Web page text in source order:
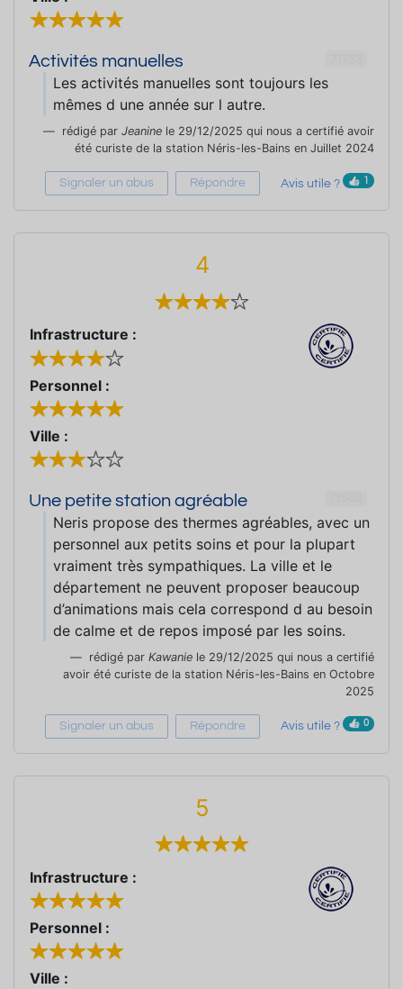
Activités manuelles
Les activités manuelles sont toujours les
mêmes d une année sur l autre.
rédigé par Jeanine le 29/12/2025 qui nous a certifié avoir
été curiste de la station Néris-les-Bains en Juillet 2024
Signaler un abus Répondre Avis utile ? 1
4
Infrastructure :
Personnel :
Ville :
Une petite station agréable
Neris propose des thermes agréables, avec un
personnel aux petits soins et pour la plupart
vraiment très sympathiques. La ville et le
département ne peuvent proposer beaucoup
d’animations mais cela correspond d au besoin
de calme et de repos imposé par les soins.
rédigé par Kawanie le 29/12/2025 qui nous a certifié
avoir été curiste de la station Néris-les-Bains en Octobre
2025
Signaler un abus Répondre Avis utile ? 0
5
Infrastructure :
Personnel :
Ville :